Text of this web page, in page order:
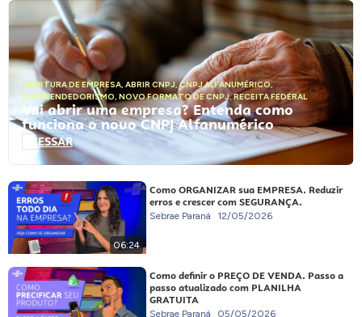
ABERTURA DE EMPRESA, ABRIR CNPJ,CNPJ ALFANUMÉRICO,
EMPREENDEDORISMO, NOVO FORMATO DE CNPJ,RECEITA FEDERAL
Vai abrir uma empresa? Entenda como
funciona o novo CNPJ Alfanumérico
ACESSAR
06:24
Como ORGANIZAR sua EMPRESA. Reduzir
erros e crescer com SEGURANÇA.
Sebrae Paraná 12/05/2026
Como definir o PREÇO DE VENDA. Passo a
passo atualizado com PLANILHA
GRATUITA
Sebrae Paraná 05/05/2026